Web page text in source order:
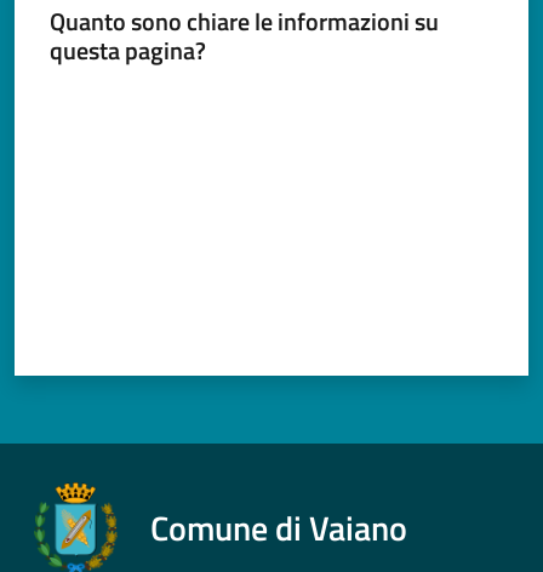
Quanto sono chiare le informazioni su
questa pagina?
Comune di Vaiano